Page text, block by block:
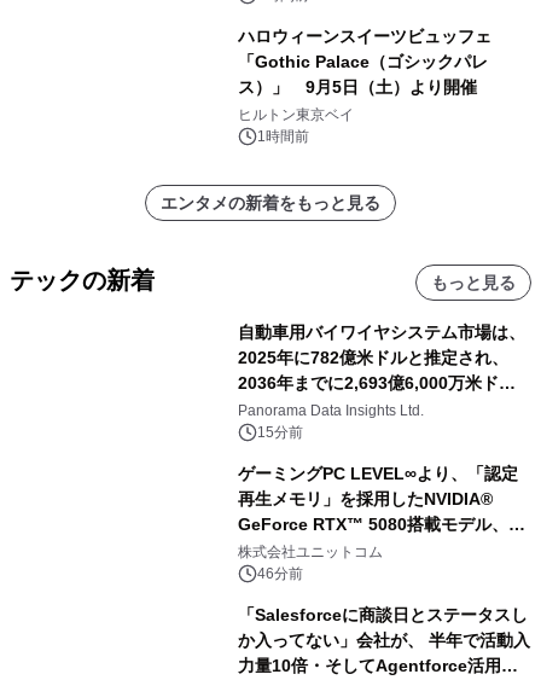
ハロウィーンスイーツビュッフェ
「Gothic Palace（ゴシックパレ
ス）」 9月5日（土）より開催
ヒルトン東京ベイ
1時間前
エンタメの新着をもっと見る
テックの新着 もっと見る
自動車用バイワイヤシステム市場は、
2025年に782億米ドルと推定され、
2036年までに2,693億6,000万米ドル
に達すると予測されており、予測期間
（2026年～2036年）
Panorama Data Insights Ltd.
15分前
ゲーミングPC LEVEL∞より、「認定
再生メモリ」を採用したNVIDIA®
GeForce RTX™ 5080搭載モデル、
NVIDIA® GeForce RTX™ 5070 Ti搭
載モデルを販売開始
株式会社ユニットコム
46分前
「Salesforceに商談日とステータスし
か入ってない」会社が、 半年で活動入
力量10倍・そしてAgentforce活用へ